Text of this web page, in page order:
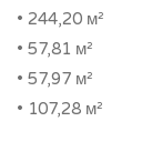
• 244,20 м²
• 57,81 м²
• 57,97 м²
• 107,28 м²